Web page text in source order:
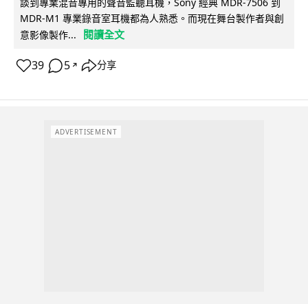
MDR-M1 專業錄音室耳機都為人熟悉。而現在舞台製作者與創
意影像製作...
閱讀全文
39 5 ↗ 分享
ADVERTISEMENT